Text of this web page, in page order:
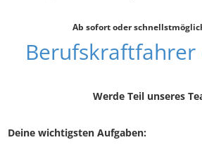
Ab sofort oder
Werde Teil unseres
Deine wichtigsten Aufgaben: